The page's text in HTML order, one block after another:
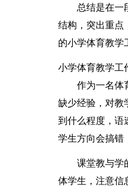
总结是在一
结构，突出重点
的小学体育教学
小学体育教学工
作为一名体
缺少经验，对教
到什么程度，语
学生方向会搞错
课堂教与学
体学生，注意信